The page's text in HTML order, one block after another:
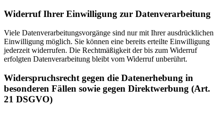
Widerruf Ihrer Einwilligung zur Datenverarbeitung
Viele Datenverarbeitungsvorgänge sind nur mit Ihrer ausdrücklichen
Einwilligung möglich. Sie können eine bereits erteilte Einwilligung
jederzeit widerrufen. Die Rechtmäßigkeit der bis zum Widerruf
erfolgten Datenverarbeitung bleibt vom Widerruf unberührt.
Widerspruchsrecht gegen die Datenerhebung in
besonderen Fällen sowie gegen Direktwerbung (Art.
21 DSGVO)